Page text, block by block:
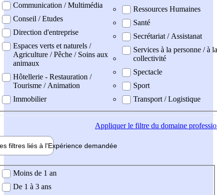
Communication / Multimédia
Conseil / Etudes
Direction d'entreprise
Espaces verts et naturels /
Agriculture / Pêche / Soins aux
animaux
Hôtellerie - Restauration /
Tourisme / Animation
Immobilier
Ressources Humaines
Santé
Secrétariat / Assistanat
Services à la personne / à la
collectivité
Spectacle
Sport
Transport / Logistique
Appliquerle filtre du domaine
filtres liés à l'Expérience demandée
demandée
Moins de 1 an
De 1 à 3 ans